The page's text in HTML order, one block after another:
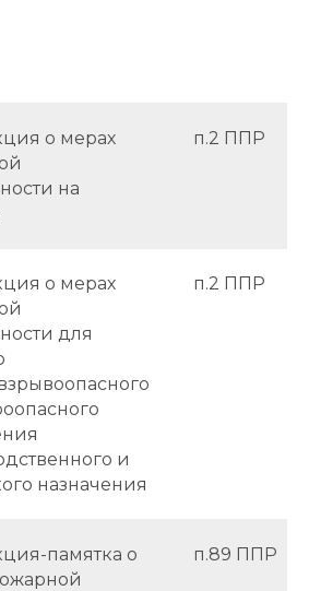
о мерах
на
п.2 ППР
о мерах
для
и
назначения
п.2 ППР
памятка о
п.89 ППР